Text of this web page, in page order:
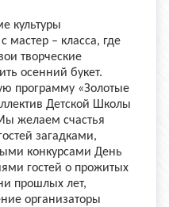
культуры
мастер – класса, где
творческие
осенний букет.
программу «Золотые
Детской Школы
желаем счастья
загадками,
конкурсами День
гостей о прожитых
прошлых лет,
организаторы